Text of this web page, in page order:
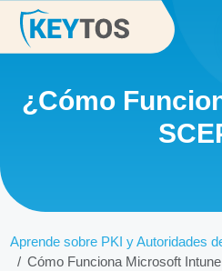
¿Cómo
Aprende sobre PKI y Autoridades
Cómo Funciona Microsoft